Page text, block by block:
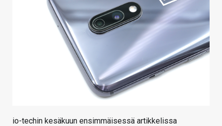
VAIHDA TEEMA
io-techin kesäkuun ensimmäisessä artikkelissa